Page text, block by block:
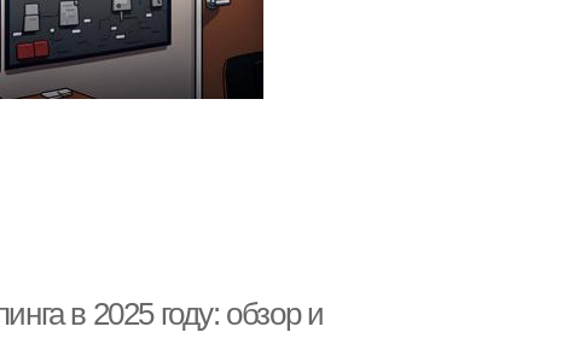
в 2025 году: обзор и